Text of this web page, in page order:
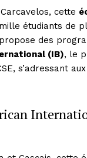
cette
étudiants de
des
(IB), le
s’adressant